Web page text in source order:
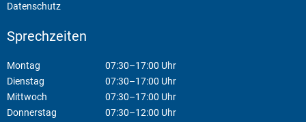
Datenschutz
Sprechzeiten
Montag
07:30–17:00 Uhr
Dienstag
07:30–17:00 Uhr
Mittwoch
07:30–17:00 Uhr
Donnerstag
07:30–12:00 Uhr